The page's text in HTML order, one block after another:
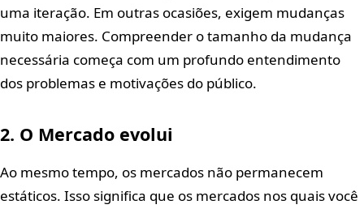
uma iteração. Em outras ocasiões, exigem mudanças
muito maiores. Compreender o tamanho da mudança
necessária começa com um profundo entendimento
dos problemas e motivações do público.
2. O Mercado evolui
Ao mesmo tempo, os mercados não permanecem
estáticos. Isso significa que os mercados nos quais você